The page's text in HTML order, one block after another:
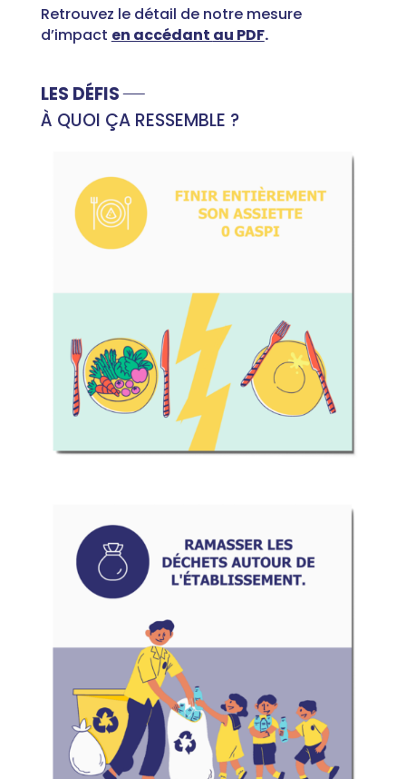
Retrouvez le détail de notre mesure
d’impact en accédant au PDF.
LES DÉFIS
À QUOI ÇA RESSEMBLE ?